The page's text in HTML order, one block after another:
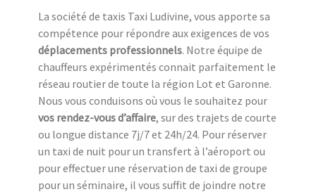
La société de taxis Taxi Ludivine, vous apporte sa
compétence pour répondre aux exigences de vos
déplacements professionnels. Notre équipe de
chauffeurs expérimentés connait parfaitement le
réseau routier de toute la région Lot et Garonne.
Nous vous conduisons où vous le souhaitez pour
vos rendez-vous d’affaire, sur des trajets de courte
ou longue distance 7j/7 et 24h/24. Pour réserver
un taxi de nuit pour un transfert à l’aéroport ou
pour effectuer une réservation de taxi de groupe
pour un séminaire, il vous suffit de joindre notre